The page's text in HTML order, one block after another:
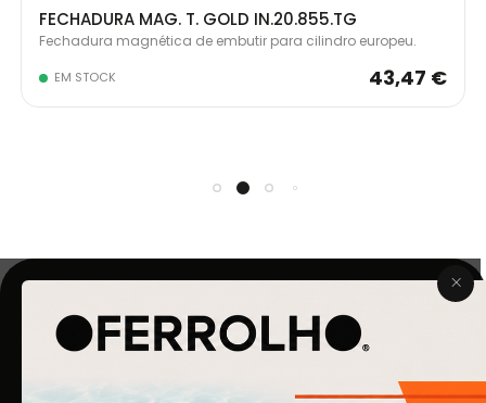
FECHADURA MAG. T. GOLD IN.20.855.TG
Fechadura magnética de embutir para cilindro europeu.
EM STOCK 43,47 €